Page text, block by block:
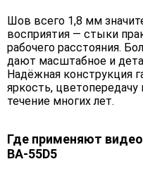
Шов всего 1,8 мм
восприятия — стыки
рабочего расстояния.
дают масштабное и
Надёжная конструкция
яркость, цветопередачу
течение многих лет.
Где применяют
BA-55D5